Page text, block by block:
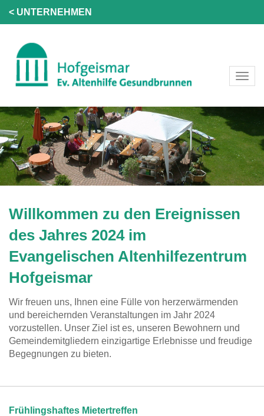
< UNTERNEHMEN
Willkommen zu den Ereignissen
des Jahres 2024 im
Evangelischen Altenhilfezentrum
Hofgeismar
Wir freuen uns, Ihnen eine Fülle von herzerwärmenden
und bereichernden Veranstaltungen im Jahr 2024
vorzustellen. Unser Ziel ist es, unseren Bewohnern und
Gemeindemitgliedern einzigartige Erlebnisse und freudige
Begegnungen zu bieten.
Frühlingshaftes Mietertreffen